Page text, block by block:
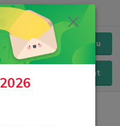
Menu
Hledat